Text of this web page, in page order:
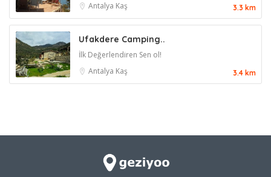
Antalya Kaş 3.3 km
Ufakdere Camping..
İlk Değerlendiren Sen ol!
Antalya Kaş 3.4 km